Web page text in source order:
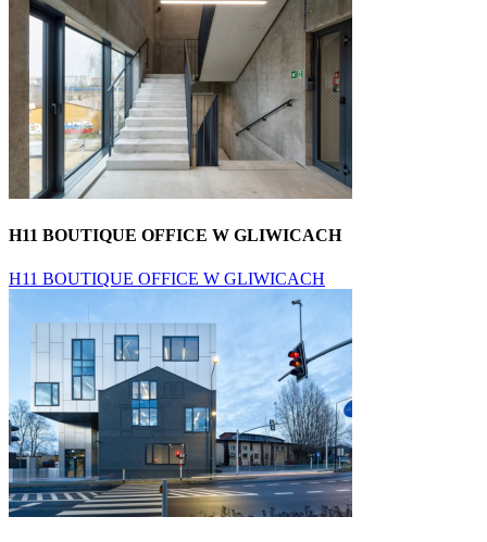
H11 BOUTIQUE OFFICE W GLIWICACH
H11 BOUTIQUE OFFICE W GLIWICACH